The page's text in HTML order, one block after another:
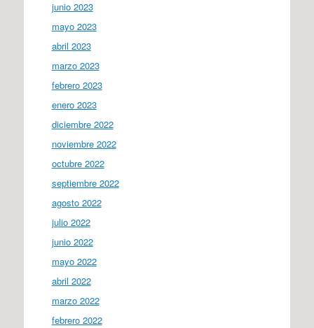
junio 2023
mayo 2023
abril 2023
marzo 2023
febrero 2023
enero 2023
diciembre 2022
noviembre 2022
octubre 2022
septiembre 2022
agosto 2022
julio 2022
junio 2022
mayo 2022
abril 2022
marzo 2022
febrero 2022